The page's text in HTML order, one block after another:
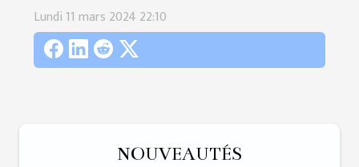
Lundi 11 mars 2024 22:10
NOUVEAUTÉS